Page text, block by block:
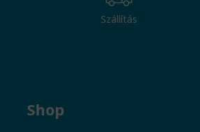
Szállítás
Shop